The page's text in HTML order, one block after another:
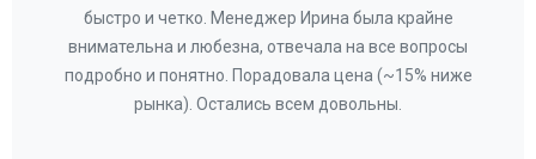
быстро и четко. Менеджер Ирина была крайне
внимательна и любезна, отвечала на все вопросы
подробно и понятно. Порадовала цена (~15% ниже
рынка). Остались всем довольны.